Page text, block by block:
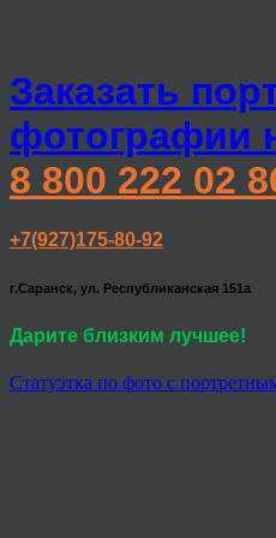
Заказать
фотографии
8 800 222 02
+7(927)175-80-92
г.Саранск, ул. Республиканская 151а
Дарите близким лучшее!
Статуэтка по фото с